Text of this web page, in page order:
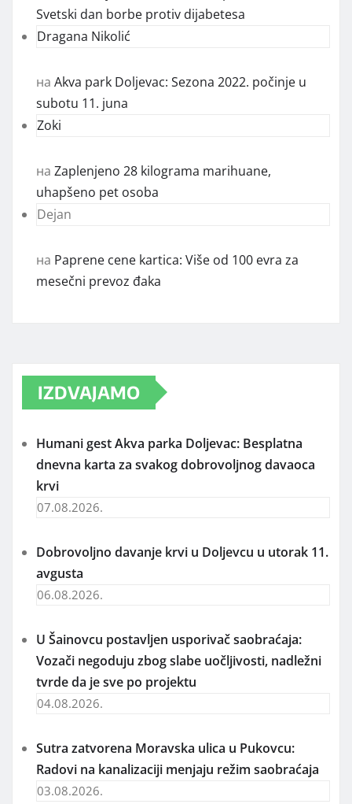
Svetski dan borbe protiv dijabetesa
Dragana Nikolić
на Akva park Doljevac: Sezona 2022. počinje u
subotu 11. juna
Zoki
на Zaplenjeno 28 kilograma marihuane,
uhapšeno pet osoba
Dejan
на Paprene cene kartica: Više od 100 evra za
mesečni prevoz đaka
IZDVAJAMO
Humani gest Akva parka Doljevac: Besplatna
dnevna karta za svakog dobrovoljnog davaoca
krvi
07.08.2026.
Dobrovoljno davanje krvi u Doljevcu u utorak 11.
avgusta
06.08.2026.
U Šainovcu postavljen usporivač saobraćaja:
Vozači negoduju zbog slabe uočljivosti, nadležni
tvrde da je sve po projektu
04.08.2026.
Sutra zatvorena Moravska ulica u Pukovcu:
Radovi na kanalizaciji menjaju režim saobraćaja
03.08.2026.